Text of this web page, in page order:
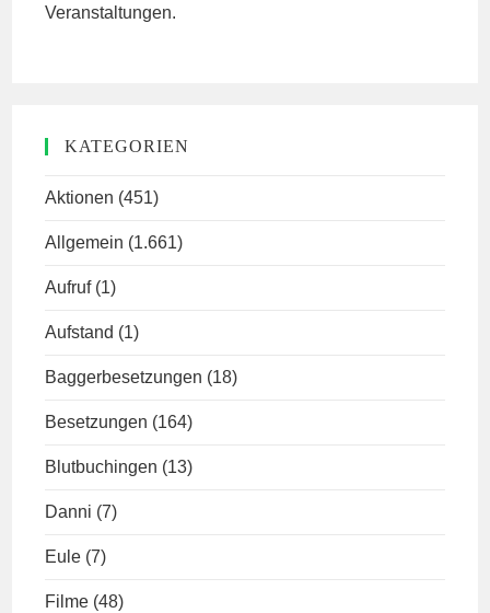
Veranstaltungen.
KATEGORIEN
Aktionen (451)
Allgemein (1.661)
Aufruf (1)
Aufstand (1)
Baggerbesetzungen (18)
Besetzungen (164)
Blutbuchingen (13)
Danni (7)
Eule (7)
Filme (48)